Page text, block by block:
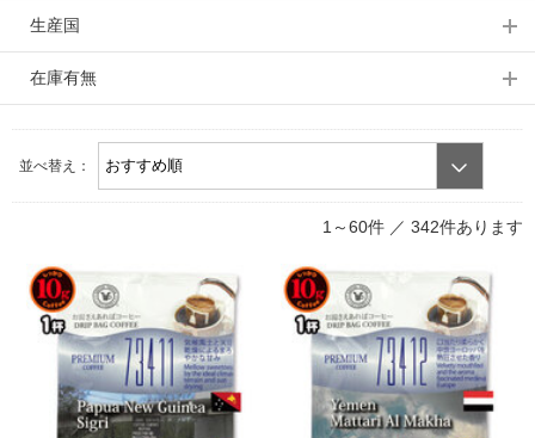
生産国
在庫有無
並べ替え：
1～60件 ／ 342件あります